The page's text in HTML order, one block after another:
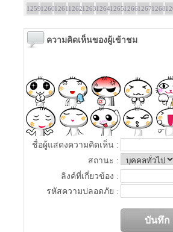
1259126012611262126312641265126612671268
ความคิดเห็นของผู้เข้าชม
ชื่อผู้แสดงความคิดเห็น :
สถานะ :
ลิงค์ที่เกี่ยวข้อง :
รหัสความปลอดภัย :